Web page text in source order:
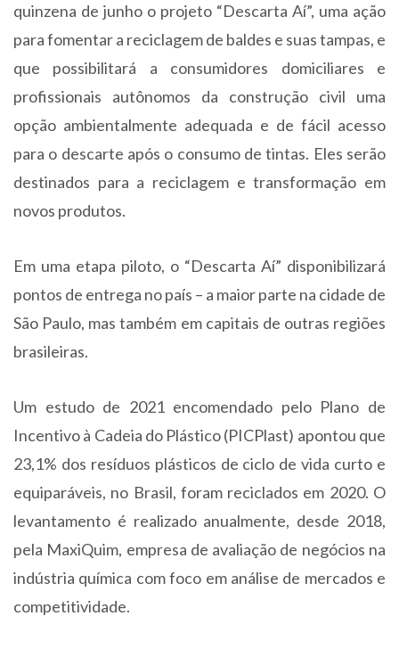
quinzena de junho o projeto “Descarta Aí”, uma ação
para fomentar a reciclagem de baldes e suas tampas, e
que possibilitará a consumidores domiciliares e
profissionais autônomos da construção civil uma
opção ambientalmente adequada e de fácil acesso
para o descarte após o consumo de tintas. Eles serão
destinados para a reciclagem e transformação em
novos produtos.
Em uma etapa piloto, o “Descarta Aí” disponibilizará
pontos de entrega no país – a maior parte na cidade de
São Paulo, mas também em capitais de outras regiões
brasileiras.
Um estudo de 2021 encomendado pelo Plano de
Incentivo à Cadeia do Plástico (PICPlast) apontou que
23,1% dos resíduos plásticos de ciclo de vida curto e
equiparáveis, no Brasil, foram reciclados em 2020. O
levantamento é realizado anualmente, desde 2018,
pela MaxiQuim, empresa de avaliação de negócios na
indústria química com foco em análise de mercados e
competitividade.